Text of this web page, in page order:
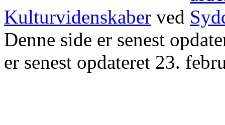
Kulturvidenskaber ved
Denne side er senest
er senest opdateret 23.